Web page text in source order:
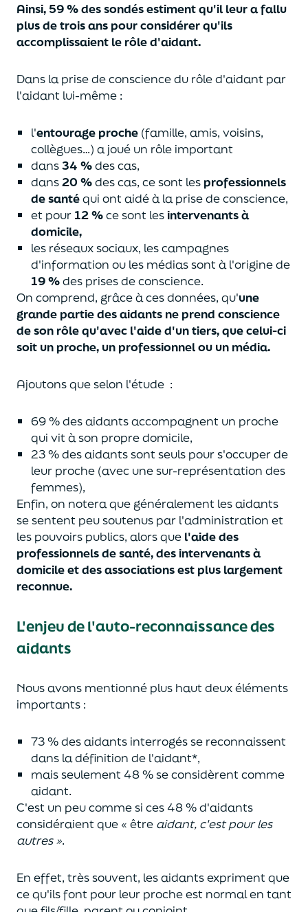
Ainsi, 59 % des sondés estiment qu'il leur a fallu
plus de trois ans pour considérer qu'ils
accomplissaient le rôle d'aidant.
Dans la prise de conscience du rôle d'aidant par
l'aidant lui-même :
l'entourage proche (famille, amis, voisins,
collègues…) a joué un rôle important
dans34 %des cas,
dans20 %des cas, ce sont les professionnels
de santéqui ont aidé à la prise de conscience,
et pour 12 %ce sont les intervenants à
domicile,
les réseaux sociaux, les campagnes
d'information ou les médias sont à l'origine de
19 %des prises de conscience.
On comprend, grâce à ces données, qu'une
grande partie des aidants ne prend conscience
de son rôle qu'avec l'aide d'un tiers, que celui-ci
soit un proche, un professionnel ou un média.
Ajoutons que selon l'étude :
69 % des aidants accompagnent un proche
qui vit à son propre domicile,
23 % des aidants sont seuls pour s'occuper de
leur proche (avec une sur-représentation des
femmes),
Enfin, on notera que généralement les aidants
se sentent peu soutenus par l'administration et
les pouvoirs publics, alors que l'aide des
professionnels de santé, des intervenants à
domicile et des associations est plus largement
reconnue.
L'enjeu de l'auto-reconnaissance des
aidants
Nous avons mentionné plus haut deux éléments
importants :
73 % des aidants interrogés se reconnaissent
dans la définition de l'aidant*,
mais seulement 48 % se considèrent comme
aidant.
C'est un peu comme si ces 48 % d'aidants
considéraient que « être aidant, c'est pour les
autres ».
En effet, très souvent, les aidants expriment que
ce qu'ils font pour leur proche est normal en tant